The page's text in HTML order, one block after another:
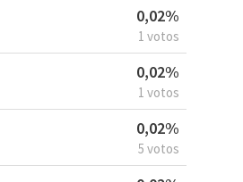
0,02%
1 votos
0,02%
1 votos
0,02%
5 votos